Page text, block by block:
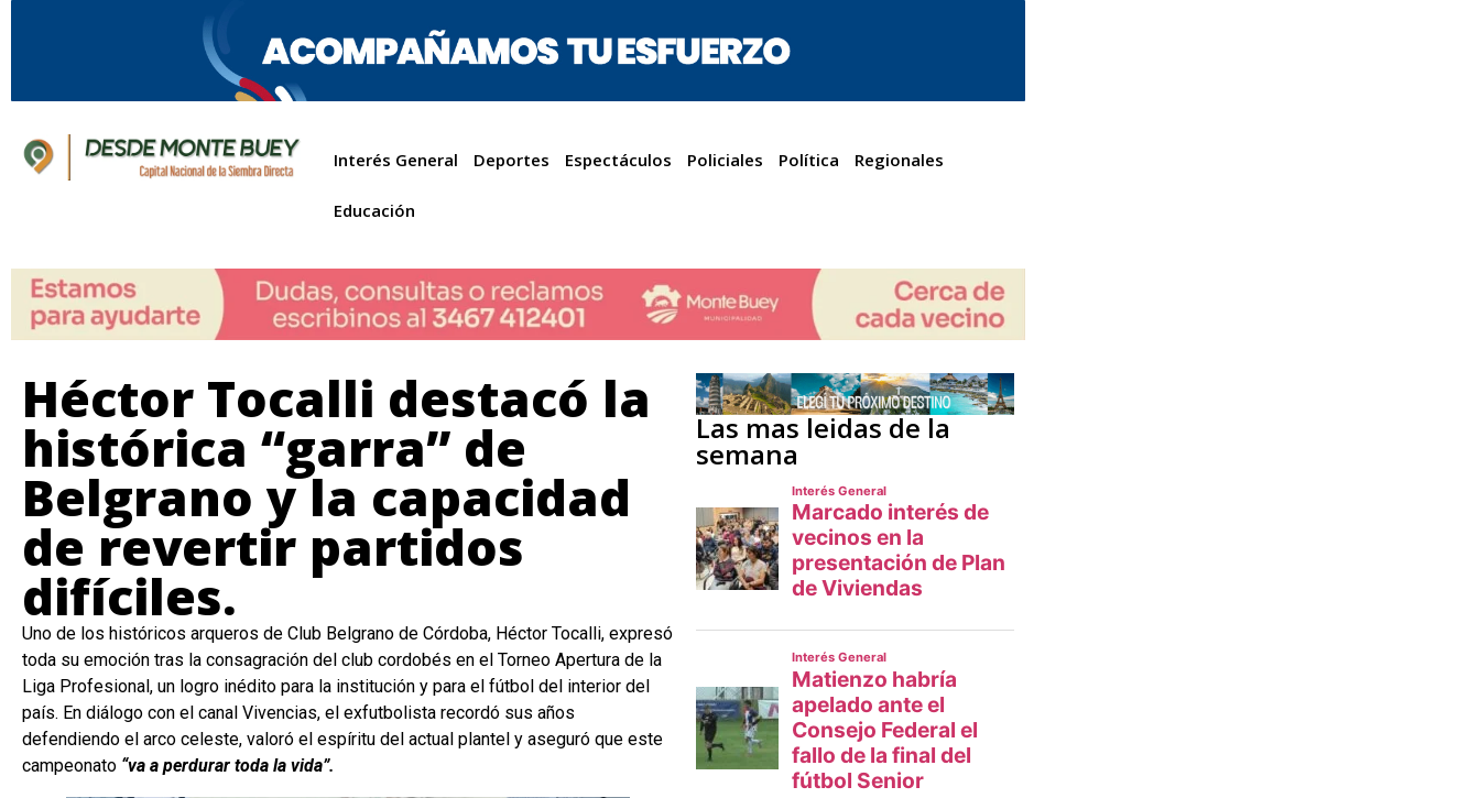
Interés General Deportes Espectáculos Policiales Política Regionales
Educación
Héctor Tocalli destacó la
histórica “garra” de
Belgrano y la capacidad
de revertir partidos
difíciles.
Uno de los históricos arqueros de Club Belgrano de Córdoba, Héctor Tocalli, expresó
toda su emoción tras la consagración del club cordobés en el Torneo Apertura de la
Liga Profesional, un logro inédito para la institución y para el fútbol del interior del
país. En diálogo con el canal Vivencias, el exfutbolista recordó sus años
defendiendo el arco celeste, valoró el espíritu del actual plantel y aseguró que este
campeonato “va a perdurar toda la vida”.
Las mas leidas de la
semana